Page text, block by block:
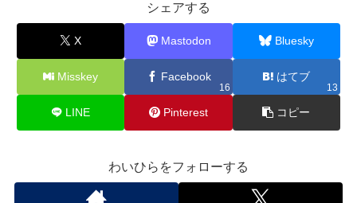
シェアする
X Mastodon Bluesky
Misskey Facebook
16
はてブ
13
LINE Pinterest コピー
わいひらをフォローする